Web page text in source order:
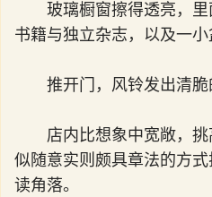
玻璃橱窗擦得透亮，
书籍与独立杂志，以及一小
推开门，风铃发出清脆
店内比想象中宽敞，
似随意实则颇具章法的方
读角落。